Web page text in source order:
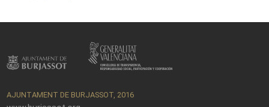
AJUNTAMENT DE BURJASSOT, 2016